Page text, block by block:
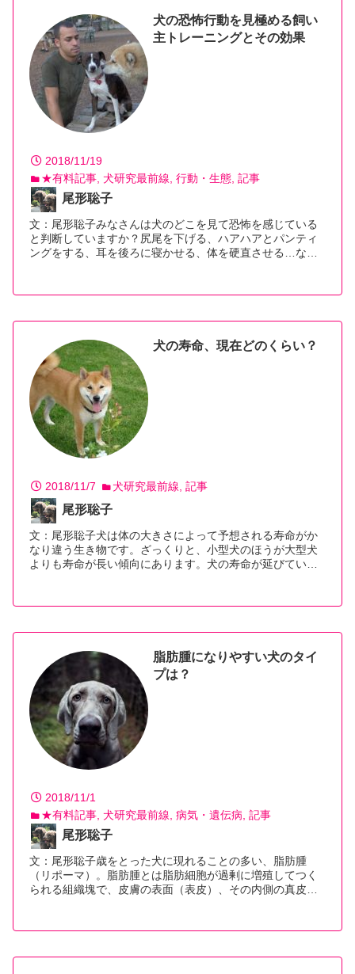
犬の恐怖行動を見極める飼い
主トレーニングとその効果
2018/11/19
★有料記事 犬研究最前線 行動・生態 記事
尾形聡子
文：尾形聡子みなさんは犬のどこを見て恐怖を感じている
と判断していますか？尻尾を下げる、ハアハアとパンティ
ングをする、耳を後ろに寝かせる、体を硬直させる…な…
犬の寿命、現在どのくらい？
2018/11/7 犬研究最前線 記事
尾形聡子
文：尾形聡子犬は体の大きさによって予想される寿命がか
なり違う生き物です。ざっくりと、小型犬のほうが大型犬
よりも寿命が長い傾向にあります。犬の寿命が延びてい…
脂肪腫になりやすい犬のタイ
プは？
2018/11/1
★有料記事 犬研究最前線 病気・遺伝病 記事
尾形聡子
文：尾形聡子歳をとった犬に現れることの多い、脂肪腫
（リポーマ）。脂肪腫とは脂肪細胞が過剰に増殖してつく
られる組織塊で、皮膚の表面（表皮）、その内側の真皮